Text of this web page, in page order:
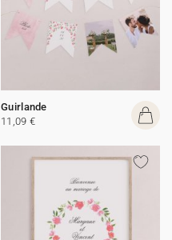
Guirlande
11,09 €